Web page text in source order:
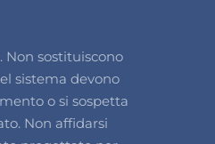
Non sostituiscono
sistema devono
o si sospetta
Non affidarsi